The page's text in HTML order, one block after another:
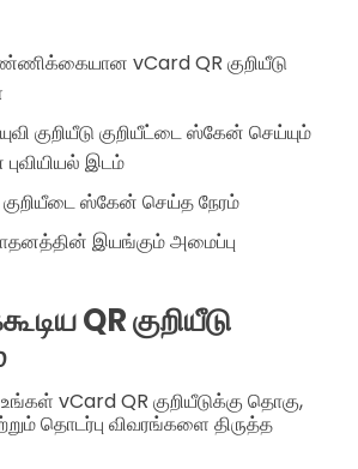
vCard QR குறியீடு
குறியீடு குறியீட்டை ஸ்கேன் செய்யும்
இடம்
ஸ்கேன் செய்த நேரம்
இயங்கும் அமைப்பு
QR குறியீடு
vCard QR குறியீடுக்கு தொகு,
தொடர்பு விவரங்களை திருத்த